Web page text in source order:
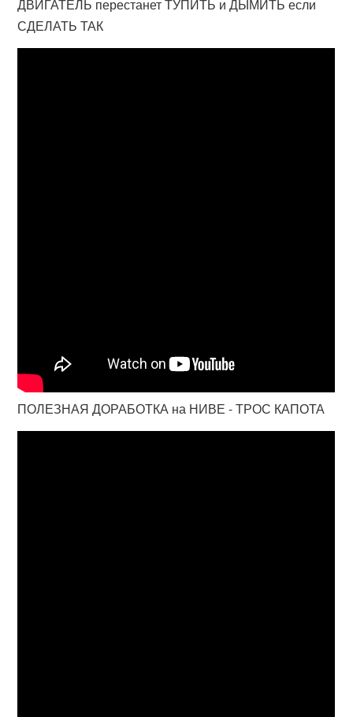
ДВИГАТЕЛЬ перестанет ТУПИТЬ и ДЫМИТЬ если
СДЕЛАТЬ ТАК
ПОЛЕЗНАЯ ДОРАБОТКА на НИВЕ - ТРОС КАПОТА